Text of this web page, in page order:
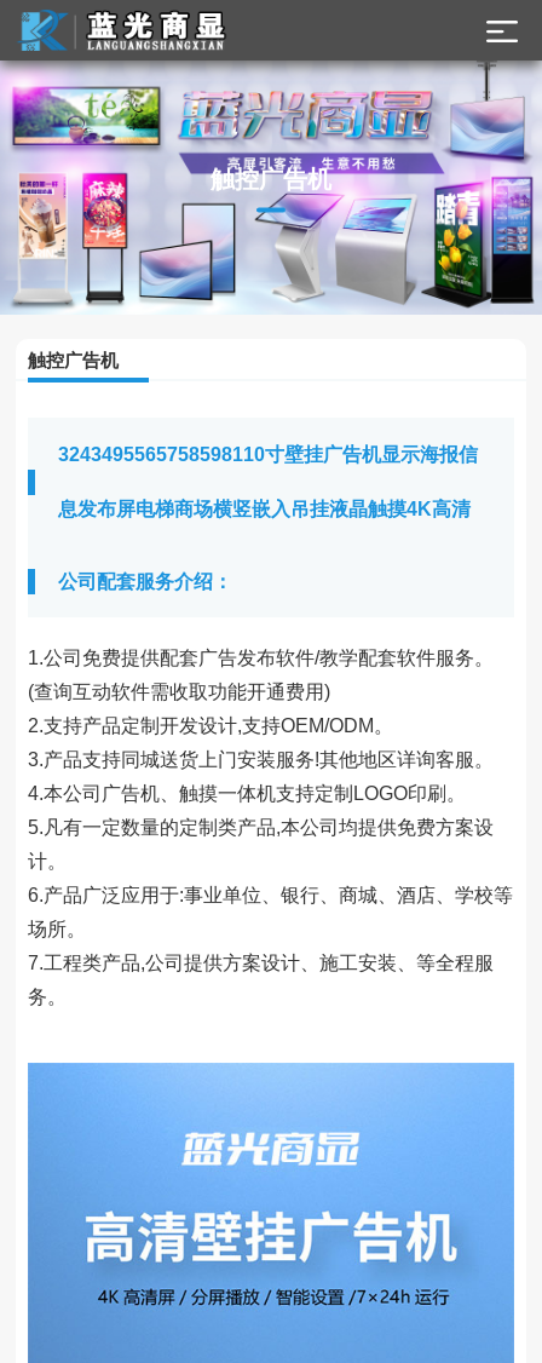
触控广告机
触控广告机
3243495565758598110寸壁挂广告机显示海报信
息发布屏电梯商场横竖嵌入吊挂液晶触摸4K高清
公司配套服务介绍：
1.公司免费提供配套广告发布软件/教学配套软件服务。
(查询互动软件需收取功能开通费用)
2.支持产品定制开发设计,支持OEM/ODM。
3.产品支持同城送货上门安装服务!其他地区详询客服。
4.本公司广告机、触摸一体机支持定制LOGO印刷。
5.凡有一定数量的定制类产品,本公司均提供免费方案设
计。
6.产品广泛应用于:事业单位、银行、商城、酒店、学校等
场所。
7.工程类产品,公司提供方案设计、施工安装、等全程服
务。